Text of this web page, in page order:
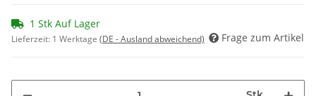
1 Stk Auf Lager
Lieferzeit: 1 Werktage (DE - Ausland abweichend) Frage zum Artikel